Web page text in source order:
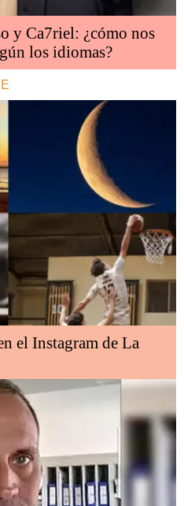
y Ca7riel: ¿cómo nos
los idiomas?
el Instagram de La